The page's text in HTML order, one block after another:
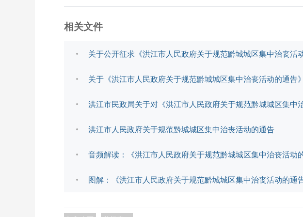
相关文件
关于公开征求《洪江市人民政府关于规范黔城城区集中治丧活
关于《洪江市人民政府关于规范黔城城区集中治丧活动的通告
洪江市民政局关于对《洪江市人民政府关于规范黔城城区集中
洪江市人民政府关于规范黔城城区集中治丧活动的通告
音频解读：《洪江市人民政府关于规范黔城城区集中治丧活动
图解：《洪江市人民政府关于规范黔城城区集中治丧活动的通